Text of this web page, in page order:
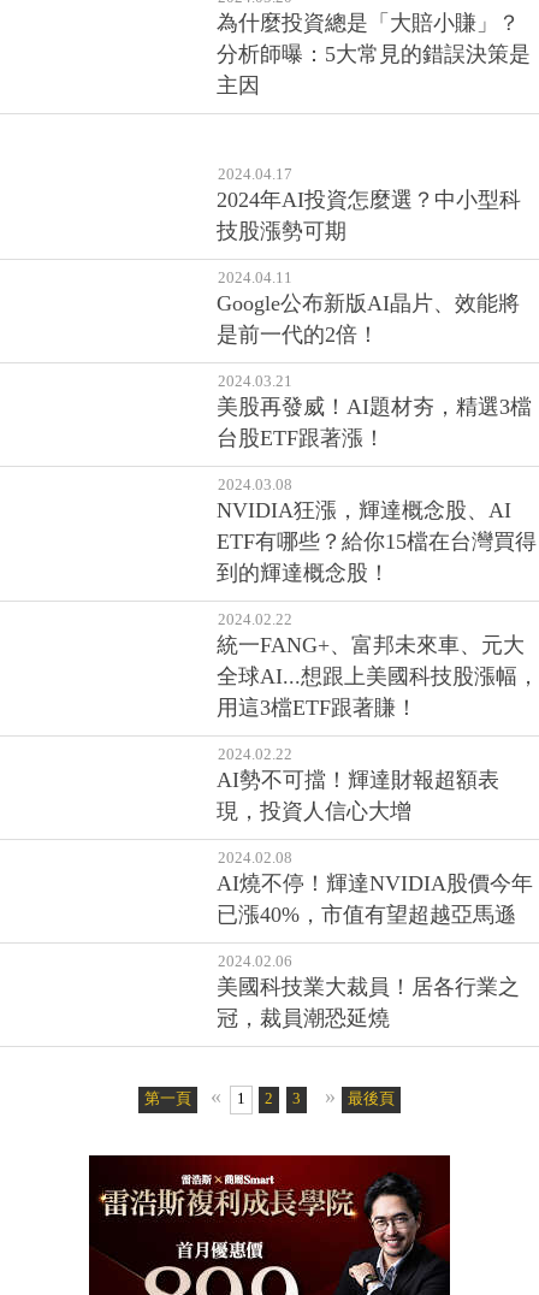
為什麼投資總是「大賠小賺」？
分析師曝：5大常見的錯誤決策是
主因
2024.04.17
2024年AI投資怎麼選？中小型科
技股漲勢可期
2024.04.11
Google公布新版AI晶片、效能將
是前一代的2倍！
2024.03.21
美股再發威！AI題材夯，精選3檔
台股ETF跟著漲！
2024.03.08
NVIDIA狂漲，輝達概念股、AI
ETF有哪些？給你15檔在台灣買得
到的輝達概念股！
2024.02.22
統一FANG+、富邦未來車、元大
全球AI...想跟上美國科技股漲幅，
用這3檔ETF跟著賺！
2024.02.22
AI勢不可擋！輝達財報超額表
現，投資人信心大增
2024.02.08
AI燒不停！輝達NVIDIA股價今年
已漲40%，市值有望超越亞馬遜
2024.02.06
美國科技業大裁員！居各行業之
冠，裁員潮恐延燒
第一頁 « 1 2 3 4 5 6
» 最後頁